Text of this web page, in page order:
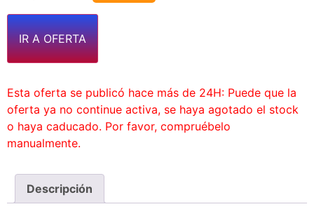
IR A OFERTA
Esta oferta se publicó hace más de 24H: Puede que la
oferta ya no continue activa, se haya agotado el stock
o haya caducado. Por favor, compruébelo
manualmente.
Descripción